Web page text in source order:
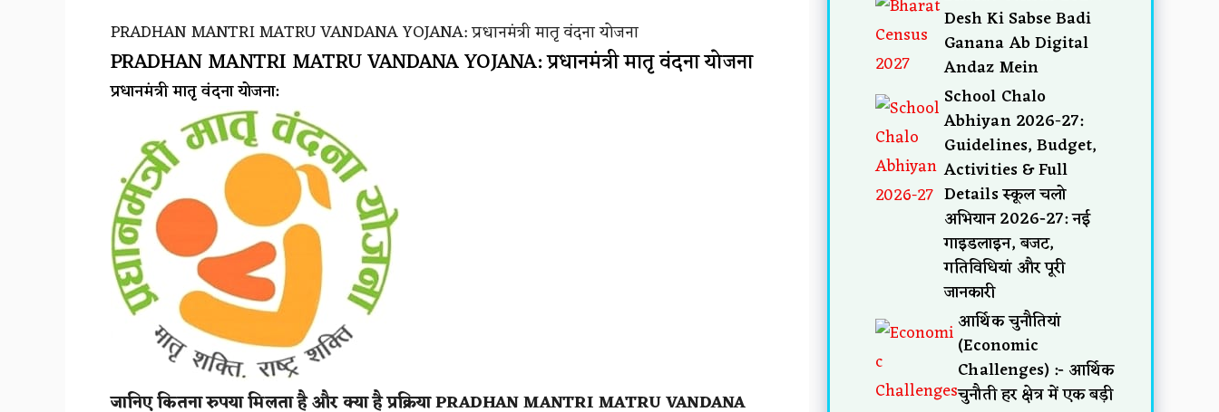
PRADHAN MANTRI MATRU VANDANA YOJANA: प्रधानमंत्री मातृ वंदना योजना
PRADHAN MANTRI MATRU VANDANA YOJANA: प्रधानमंत्री मातृ वंदना योजना
प्रधानमंत्री मातृ वंदना योजना:
जानिए कितना रुपया मिलता है और क्या है प्रक्रिया PRADHAN MANTRI MATRU VANDANA
Desh Ki Sabse Badi
Ganana Ab Digital
Andaz Mein
School Chalo
Abhiyan 2026-27:
Guidelines, Budget,
Activities & Full
Details स्कूल चलो
अभियान 2026-27: नई
गाइडलाइन, बजट,
गतिविधियां और पूरी
जानकारी
आर्थिक चुनौतियां
(Economic
Challenges) :- आर्थिक
चुनौती हर क्षेत्र में एक बड़ी